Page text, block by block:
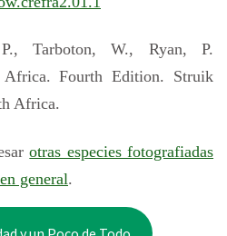
Tarboton, W., Ryan, P.
Africa. Fourth Edition. Struik
Africa.
otras especies fotografiadas
general.